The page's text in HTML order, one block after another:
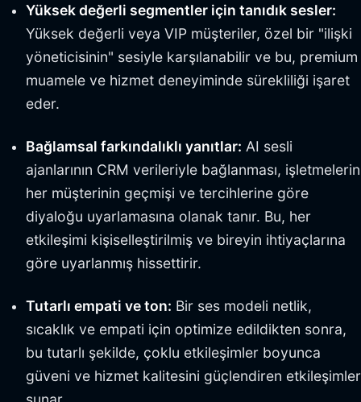
Yüksek değerli segmentler için tanıdık sesler:
Yüksek değerli veya VIP müşteriler, özel bir "ilişki
yöneticisinin" sesiyle karşılanabilir ve bu, premium
muamele ve hizmet deneyiminde sürekliliği işaret
eder.
Bağlamsal farkındalıklı yanıtlar: AI sesli
ajanlarının CRM verileriyle bağlanması, işletmelerin
her müşterinin geçmişi ve tercihlerine göre
diyaloğu uyarlamasına olanak tanır. Bu, her
etkileşimi kişiselleştirilmiş ve bireyin ihtiyaçlarına
göre uyarlanmış hissettirir.
Tutarlı empati ve ton: Bir ses modeli netlik,
sıcaklık ve empati için optimize edildikten sonra,
bu tutarlı şekilde, çoklu etkileşimler boyunca
güveni ve hizmet kalitesini güçlendiren etkileşimler